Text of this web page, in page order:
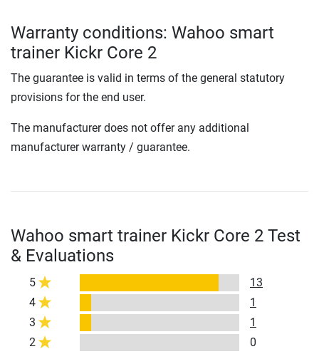
Warranty conditions: Wahoo smart
trainer Kickr Core 2
The guarantee is valid in terms of the general statutory
provisions for the end user.
The manufacturer does not offer any additional
manufacturer warranty / guarantee.
Wahoo smart trainer Kickr Core 2 Test
& Evaluations
5
13
4
1
3
1
2
0